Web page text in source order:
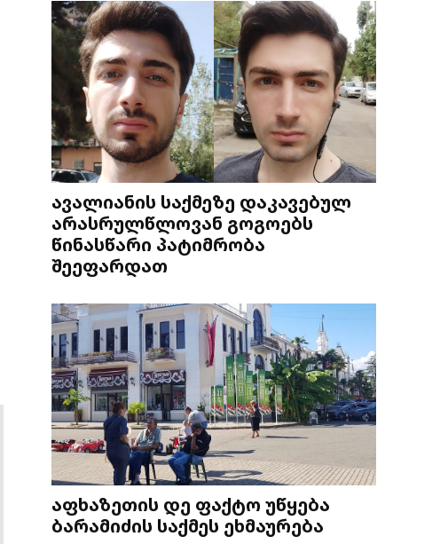
ავალიანის საქმეზე დაკავებულ
არასრულწლოვან გოგოებს
წინასწარი პატიმრობა
შეეფარდათ
აფხაზეთის დე ფაქტო უწყება
ბარამიძის საქმეს ეხმაურება